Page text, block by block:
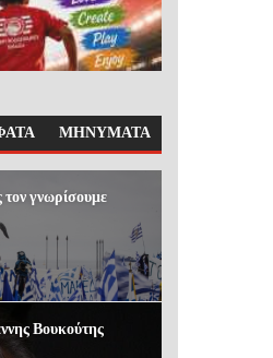
ΜΗΝΥΜΑΤΑ
γνωρίσουμε
Βουκούτης